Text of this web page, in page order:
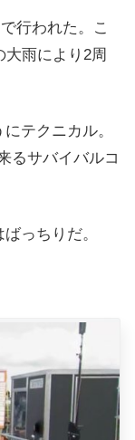
行われた。こ
雨により2周
テクニカル。
るサバイバルコ
っちりだ。